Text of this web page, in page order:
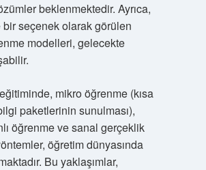
beklenmektedir. Ayrıca,
seçenek olarak görülen
modelleri, gelecekte
mikro öğrenme (kısa
paketlerinin sunulması),
öğrenme ve sanal gerçeklik
öğretim dünyasında
Bu yaklaşımlar,